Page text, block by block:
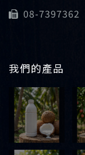
08-7397362
我們的產品